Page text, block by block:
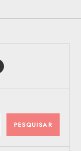
PESQUISAR